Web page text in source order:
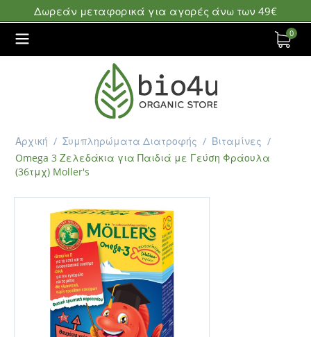
Δωρεάν μεταφορικά για αγορές άνω των 49€
0
Αρχική / Συμπληρώματα Διατροφής / Βιταμίνες /
Omega 3 Ζελεδάκια για Παιδιά με Γεύση Φράουλα
(36τμχ) Moller's